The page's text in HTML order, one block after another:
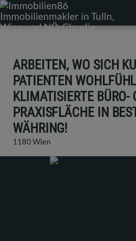
ARBEITEN, WO SICH
PATIENTEN
KLIMATISIERTE BÜRO-
PRAXISFLÄCHE IN
WÄHRING!
1180 Wien